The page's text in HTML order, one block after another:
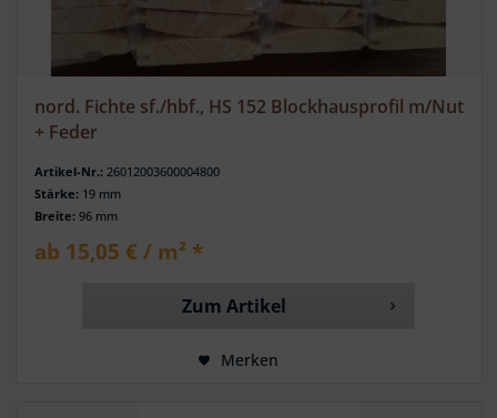
nord. Fichte sf./hbf., HS 152 Blockhausprofil m/Nut
+ Feder
Artikel-Nr.: 26012003600004800
Stärke: 19 mm
Breite: 96 mm
ab 15,05 € / m² *
Zum Artikel
Merken